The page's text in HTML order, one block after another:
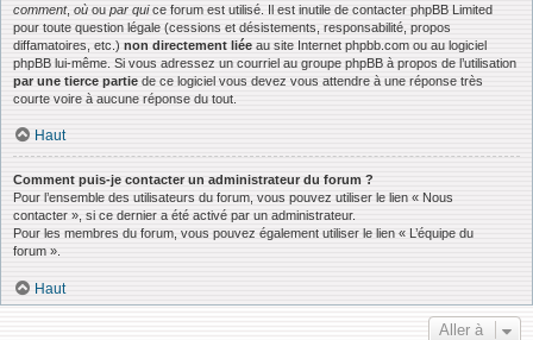
comment, où ou par quice forum est utilisé. Il est inutile de contacter phpBB Limited
pour toute question légale (cessions et désistements, responsabilité, propos
diffamatoires, etc.) non directement liée au site Internet phpbb.com ou au logiciel
phpBB lui-même. Si vous adressez un courriel au groupe phpBB à propos de l’utilisation
par une tierce partie de ce logiciel vous devez vous attendre à une réponse très
courte voire à aucune réponse du tout.
Haut
Comment puis-je contacter un administrateur du forum ?
Pour l’ensemble des utilisateurs du forum, vous pouvez utiliser le lien « Nous
contacter », si ce dernier a été activé par un administrateur.
Pour les membres du forum, vous pouvez également utiliser le lien « L’équipe du
forum ».
Haut
Aller à